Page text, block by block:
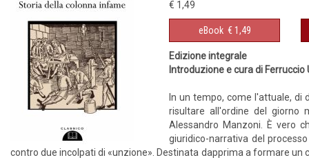
€ 1,49
eBook € 1,49
Edizione integrale
Introduzione e cura di Ferruccio
In un tempo, come l'attuale, di
risultare all'ordine del giorno
Alessandro Manzoni. È vero
giuridico-narrativa del
contro due incolpati di «unzione». Destinata dapprima a formare